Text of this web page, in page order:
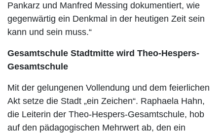
Pankarz und Manfred Messing dokumentiert, wie
gegenwärtig ein Denkmal in der heutigen Zeit sein
kann und sein muss.“
Gesamtschule Stadtmitte wird Theo-Hespers-
Gesamtschule
Mit der gelungenen Vollendung und dem feierlichen
Akt setze die Stadt „ein Zeichen“. Raphaela Hahn,
die Leiterin der Theo-Hespers-Gesamtschule, hob
auf den pädagogischen Mehrwert ab, den ein